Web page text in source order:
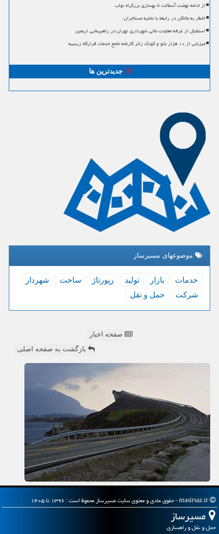
از ادامه نهضت آسفالت تا بهسازی بزرگراه نواب
اخطار به مالکان در رابطه با تخلیه مستأجران
استقبال از غرفه معاونت مالی شهرداری تهران در راهپیمایی اربعین
میزبانی از ۱۰ هزار بانو و کودک زائر کارنامه جامع خدمات قرارگاه زینبیه
جدیدترین ها
موضوعهای مسیرساز
خدمات بازار تولید رپورتاژ ساخت
شهردار
شركت
حمل و نقل
صفحه اخبار
بازگشت به صفحه اصلی
مسیرساز
حمل و نقل و راهسازی